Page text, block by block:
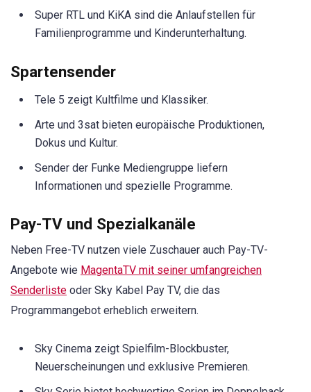
Super RTL und KiKA sind die Anlaufstellen für
Familienprogramme und Kinderunterhaltung.
Spartensender
Tele 5 zeigt Kultfilme und Klassiker.
Arte und 3sat bieten europäische Produktionen,
Dokus und Kultur.
Sender der Funke Mediengruppe liefern
Informationen und spezielle Programme.
Pay-TV und Spezialkanäle
Neben Free-TV nutzen viele Zuschauer auch Pay-TV-
Angebote wie MagentaTV mit seiner umfangreichen
Senderliste oder Sky Kabel Pay TV, die das
Programmangebot erheblich erweitern.
Sky Cinema zeigt Spielfilm-Blockbuster,
Neuerscheinungen und exklusive Premieren.